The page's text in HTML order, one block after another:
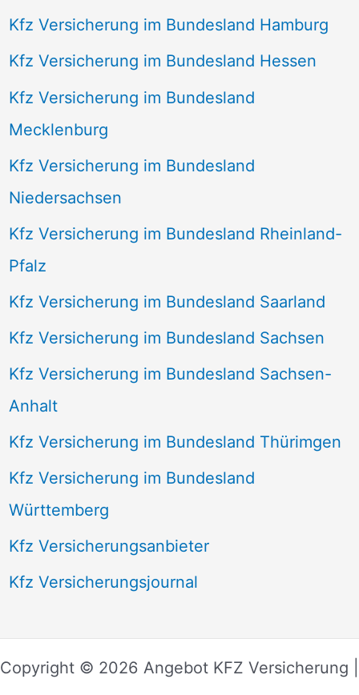
Kfz Versicherung im Bundesland Hamburg
Kfz Versicherung im Bundesland Hessen
Kfz Versicherung im Bundesland
Mecklenburg
Kfz Versicherung im Bundesland
Niedersachsen
Kfz Versicherung im Bundesland Rheinland-
Pfalz
Kfz Versicherung im Bundesland Saarland
Kfz Versicherung im Bundesland Sachsen
Kfz Versicherung im Bundesland Sachsen-
Anhalt
Kfz Versicherung im Bundesland Thürimgen
Kfz Versicherung im Bundesland
Württemberg
Kfz Versicherungsanbieter
Kfz Versicherungsjournal
Copyright © 2026 Angebot KFZ Versicherung |